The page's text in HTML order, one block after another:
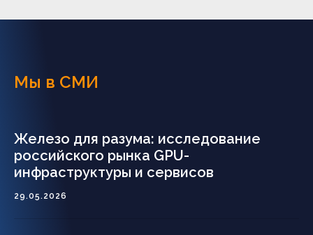
Мы в СМИ
Железо для разума: исследование
российского рынка GPU-
инфраструктуры и сервисов
29.05.2026